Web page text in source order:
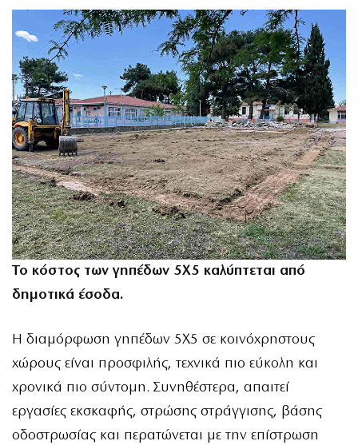
Το κόστος των γηπέδων 5Χ5 καλύπτεται από
δημοτικά έσοδα.
Η διαμόρφωση γηπέδων 5Χ5 σε κοινόχρηστους
χώρους είναι προσφιλής, τεχνικά πιο εύκολη και
χρονικά πιο σύντομη. Συνηθέστερα, απαιτεί
εργασίες εκσκαφής, στρώσης στράγγισης, βάσης
οδοστρωσίας και περατώνεται με την επίστρωση